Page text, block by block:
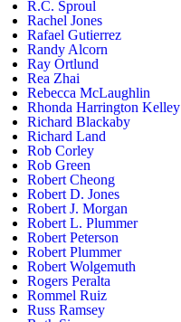
R.C. Sproul
Rachel Jones
Rafael Gutierrez
Randy Alcorn
Ray Ortlund
Rea Zhai
Rebecca McLaughlin
Rhonda Harrington Kelley
Richard Blackaby
Richard Land
Rob Corley
Rob Green
Robert Cheong
Robert D. Jones
Robert J. Morgan
Robert L. Plummer
Robert Peterson
Robert Plummer
Robert Wolgemuth
Rogers Peralta
Rommel Ruiz
Russ Ramsey